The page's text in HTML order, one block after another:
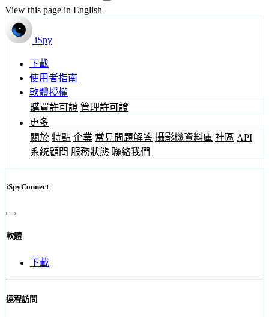
View this page in English
iSpy
下載
使用者指南
軟體授權
購買許可證 管理許可證
更多
關於 特點 企業 常見問題解答 攝影機資料庫 社區 API
系統顧問 服務狀態 聯絡我們
iSpyConnect
軟體
下載
遠程訪問